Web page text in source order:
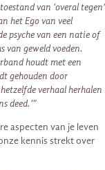
van ‘overal tegen’
het Ego van veel
psyche van een natie of
van geweld voeden.
houdt met een
gehouden door
verhaal herhalen
deed.’”
aspecten van je leven
kennis strekt over